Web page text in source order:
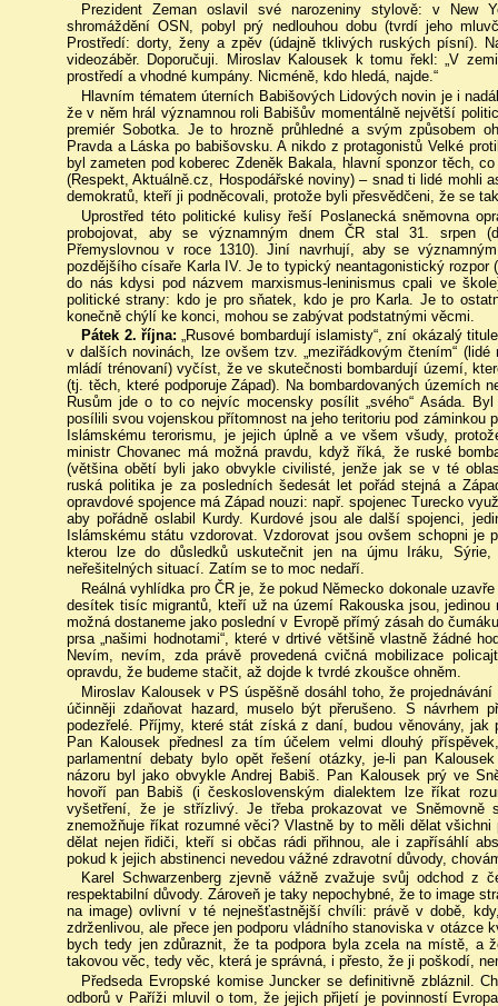
Prezident Zeman oslavil své narozeniny stylově: v New
shromáždění OSN, pobyl prý nedlouhou dobu (tvrdí jeho
Prostředí: dorty, ženy a zpěv (údajně tklivých ruských písní).
videozáběr. Doporučuji. Miroslav Kalousek k tomu řekl: „V
prostředí a vhodné kumpány. Nicméně, kdo hledá, najde.“
Hlavním tématem úterních Babišových Lidových novin je i
že v něm hrál významnou roli Babišův momentálně největší
premiér Sobotka. Je to hrozně průhledné a svým způsobem
Pravda a Láska po babišovsku. A nikdo z protagonistů Velké
byl zameten pod koberec Zdeněk Bakala, hlavní sponzor těch,
(Respekt, Aktuálně.cz, Hospodářské noviny) – snad ti lidé mohli
demokratů, kteří ji podněcovali, protože byli přesvědčeni, že se
Uprostřed této politické kulisy řeší Poslanecká sněmovna
probojovat, aby se významným dnem ČR stal 31. srpen
Přemyslovnou v roce 1310). Jiní navrhují, aby se
pozdějšího císaře Karla IV. Je to typický neantagonistický
do nás kdysi pod názvem marxismus-leninismus cpali ve
politické strany: kdo je pro sňatek, kdo je pro Karla. Je to
konečně chýlí ke konci, mohou se zabývat podstatnými věcmi.
Pátek 2. října:„Rusové bombardují islamisty“, zní okázalý
v dalších novinách, lze ovšem tzv. „meziřádkovým čtením“
mládí trénovaní) vyčíst, že ve skutečnosti bombardují území,
(tj. těch, které podporuje Západ). Na bombardovaných územích
Rusům jde o to co nejvíc mocensky posílit „svého“ Asáda.
posílili svou vojenskou přítomnost na jeho teritoriu pod záminkou
Islámskému terorismu, je jejich úplně a ve všem všudy,
ministr Chovanec má možná pravdu, když říká, že ruské
(většina obětí byli jako obvykle civilisté, jenže jak se v té
ruská politika je za posledních šedesát let pořád stejná a
opravdové spojence má Západ nouzi: např. spojenec Turecko
aby pořádně oslabil Kurdy. Kurdové jsou ale další spojenci,
Islámskému státu vzdorovat. Vzdorovat jsou ovšem schopni
kterou lze do důsledků uskutečnit jen na újmu Iráku,
neřešitelných situací. Zatím se to moc nedaří.
Reálná vyhlídka pro ČR je, že pokud Německo dokonale
desítek tisíc migrantů, kteří už na území Rakouska jsou, jedinou
možná dostaneme jako poslední v Evropě přímý zásah do
prsa „našimi hodnotami“, které v drtivé většině vlastně žádné
Nevím, nevím, zda právě provedená cvičná mobilizace
opravdu, že budeme stačit, až dojde k tvrdé zkoušce ohněm.
Miroslav Kalousek v PS úspěšně dosáhl toho, že
účinněji zdaňovat hazard, muselo být přerušeno. S
podezřelé. Příjmy, které stát získá z daní, budou věnovány, jak
Pan Kalousek přednesl za tím účelem velmi dlouhý
parlamentní debaty bylo opět řešení otázky, je-li pan
názoru byl jako obvykle Andrej Babiš. Pan Kalousek prý ve
hovoří pan Babiš (i československým dialektem lze říkat
vyšetření, že je střízlivý. Je třeba prokazovat ve Sněmovně
znemožňuje říkat rozumné věci? Vlastně by to měli dělat
dělat nejen řidiči, kteří si občas rádi přihnou, ale i zapřísáhlí
pokud k jejich abstinenci nevedou vážné zdravotní důvody,
Karel Schwarzenberg zjevně vážně zvažuje svůj odchod z
respektabilní důvody. Zároveň je taky nepochybné, že to image
na image) ovlivní v té nejnešťastnější chvíli: právě v době,
zdrženlivou, ale přece jen podporu vládního stanoviska v otázce
bych tedy jen zdůraznit, že ta podpora byla zcela na místě, a
takovou věc, tedy věc, která je správná, i přesto, že ji poškodí,
Předseda Evropské komise Juncker se definitivně zbláznil.
odborů v Paříži mluvil o tom, že jejich přijetí je povinností